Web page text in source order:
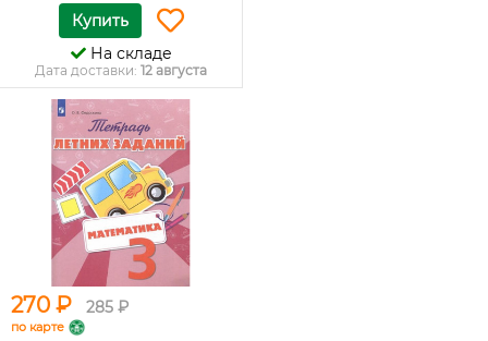
Купить
На складе
Дата доставки: 12 августа
270 ₽ 285 ₽
по карте